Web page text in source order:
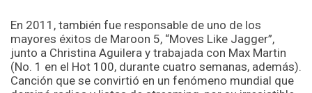
En 2011, también fue responsable de uno de los
mayores éxitos de Maroon 5, “Moves Like Jagger”,
junto a Christina Aguilera y trabajada con Max Martin
(No. 1 en el Hot 100, durante cuatro semanas, además).
Canción que se convirtió en un fenómeno mundial que